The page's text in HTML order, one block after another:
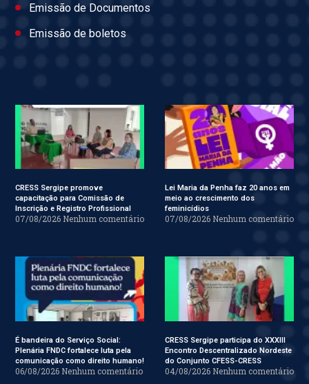
Emissão de Documentos
Emissão de boletos
CRESS Sergipe promove
capacitação para Comissão de
Inscrição e Registro Profissional
07/08/2026 Nenhum comentário
Lei Maria da Penha faz 20 anos em
meio ao crescimento dos
feminicídios
07/08/2026 Nenhum comentário
É bandeira do Serviço Social:
Plenária FNDC fortalece luta pela
comunicação como direito humano!
06/08/2026 Nenhum comentário
CRESS Sergipe participa do XXXIII
Encontro Descentralizado Nordeste
do Conjunto CFESS-CRESS
04/08/2026 Nenhum comentário